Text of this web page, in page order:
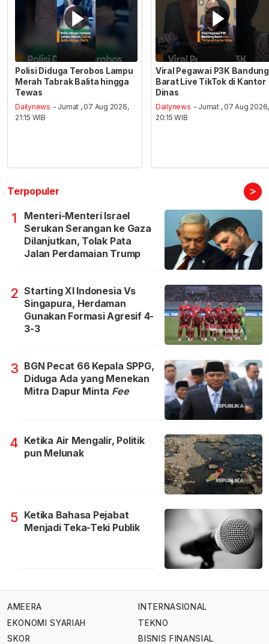
Polisi Diduga Terobos Lampu
Merah Tabrak Balita hingga
Tewas
Dailynews - Jumat , 07 Aug 2026,
21:15 WIB
Viral Pegawai P3K Bandung
Barat Live TikTok di Kantor
Dinas
Dailynews - Jumat , 07 Aug 2026,
20:15 WIB
Terpopuler >
1
Menteri-Menteri Israel
Serukan Serangan ke Gaza
Dilanjutkan, Tolak Pata
Jalan Perdamaian Trump
2 Starting XI Indonesia Vs
Singapura, Herdaman
Gunakan Formasi Agresif 4-
3-3
3 BGN Pecat 66 Kepala SPPG,
Diduga Ada yang Menekan
Mitra Dapur Minta Fee
4 Ketika Air Mengalir, Politik
pun Melunak
5 Ketika Bahasa Pejabat
Menjadi Teka-Teki Publik
AMEERA
EKONOMI SYARIAH
SKOR
INTERNASIONAL
TEKNO
BISNIS FINANSIAL